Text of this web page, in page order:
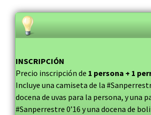
INSCRIPCIÓN
Precio inscripción de 1 persona + 1
Incluye una camiseta de la
docena de uvas para la persona, y una
#Sanperrestre 0’16 y una docena de